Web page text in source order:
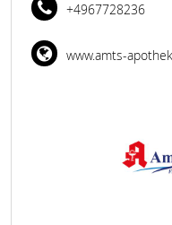
+4967728236
www.amts-